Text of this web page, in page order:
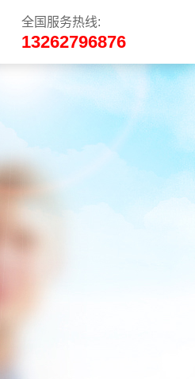
全国服务热线:
13262796876